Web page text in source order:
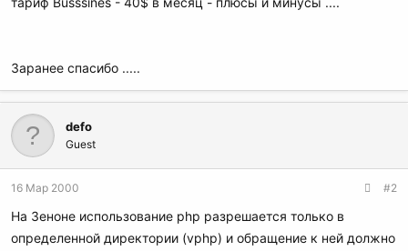
Заранее спасибо .....
defo
Guest
16 Мар 2000 #2
На Зеноне использование php разрешается только в
определенной директории (vphp) и обращение к ней должно